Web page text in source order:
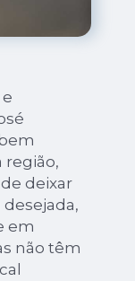
região,
deixar
em
não têm